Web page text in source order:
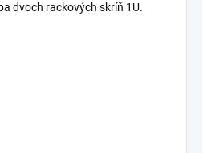
dvoch rackových skríň 1U.